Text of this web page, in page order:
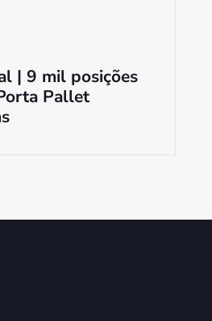
| 9 mil posições
Pallet